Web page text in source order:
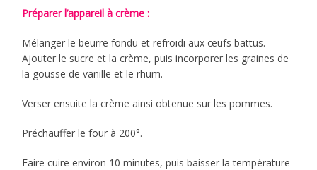
Préparer l’appareil à crème :
Mélanger le beurre fondu et refroidi aux œufs battus.
Ajouter le sucre et la crème, puis incorporer les graines de
la gousse de vanille et le rhum.
Verser ensuite la crème ainsi obtenue sur les pommes.
Préchauffer le four à 200°.
Faire cuire environ 10 minutes, puis baisser la température